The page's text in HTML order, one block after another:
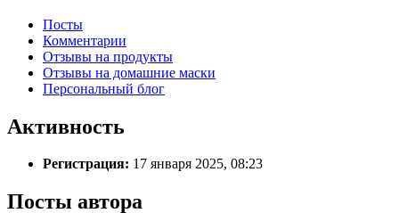
Посты
Комментарии
Отзывы на продукты
Отзывы на домашние маски
Персональный блог
Активность
Регистрация: 17 января 2025, 08:23
Посты автора